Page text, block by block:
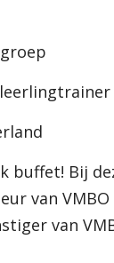
buffet! Bij
van
van